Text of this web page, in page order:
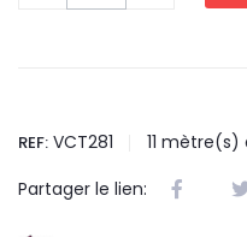
REF: VCT281 11 mètre(s)
Partager le lien: